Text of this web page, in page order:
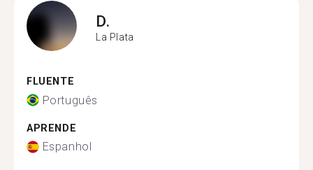
D.
La Plata
FLUENTE
Português
APRENDE
Espanhol